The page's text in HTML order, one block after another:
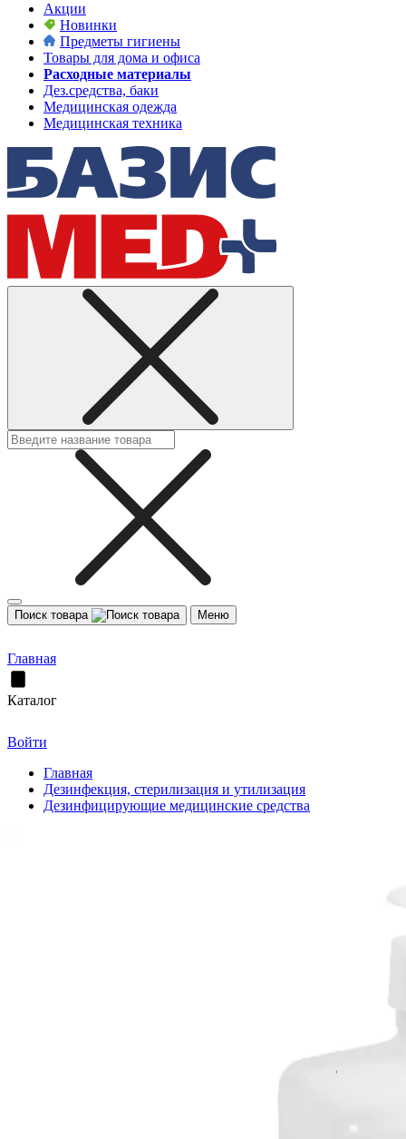
Акции
Новинки
Предметы гигиены
Товары для дома и офиса
Расходные материалы
Дез.средства, баки
Медицинская одежда
Медицинская техника
Поиск товара Меню
Главная
Каталог
Войти
Главная
Дезинфекция, стерилизация и утилизация
Дезинфицирующие медицинские средства